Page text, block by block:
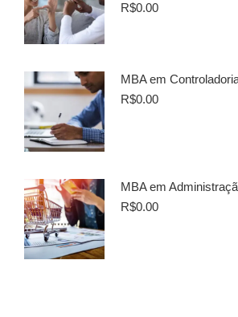
R$0.00
MBA em
R$0.00
MBA em
R$0.00